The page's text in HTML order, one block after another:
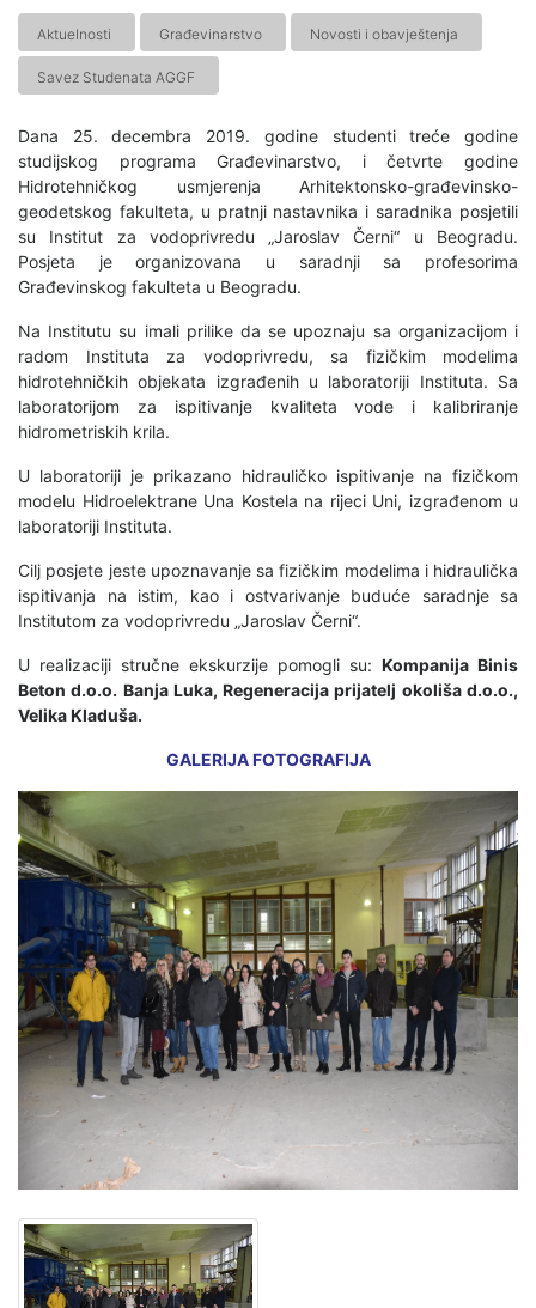
Aktuelnosti Građevinarstvo Novosti i obavještenja
Savez Studenata AGGF
Dana 25. decembra 2019. godine studenti treće godine
studijskog programa Građevinarstvo, i četvrte godine
Hidrotehničkog usmjerenja Arhitektonsko-građevinsko-
geodetskog fakulteta, u pratnji nastavnika i saradnika posjetili
su Institut za vodoprivredu „Jaroslav Černi“ u Beogradu.
Posjeta je organizovana u saradnji sa profesorima
Građevinskog fakulteta u Beogradu.
Na Institutu su imali prilike da se upoznaju sa organizacijom i
radom Instituta za vodoprivredu, sa fizičkim modelima
hidrotehničkih objekata izgrađenih u laboratoriji Instituta. Sa
laboratorijom za ispitivanje kvaliteta vode i kalibriranje
hidrometriskih krila.
U laboratoriji je prikazano hidrauličko ispitivanje na fizičkom
modelu Hidroelektrane Una Kostela na rijeci Uni, izgrađenom u
laboratoriji Instituta.
Cilj posjete jeste upoznavanje sa fizičkim modelima i hidraulička
ispitivanja na istim, kao i ostvarivanje buduće saradnje sa
Institutom za vodoprivredu „Jaroslav Černi“.
U realizaciji stručne ekskurzije pomogli su: Kompanija Binis
Beton d.o.o. Banja Luka, Regeneracija prijatelj okoliša d.o.o.,
Velika Kladuša.
GALERIJA FOTOGRAFIJA